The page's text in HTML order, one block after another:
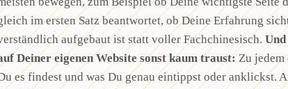
im ersten Satz beantwortet, ob Deine Erfahrung
aufgebaut ist statt voller Fachchinesisch.
Deiner eigenen Website sonst kaum traust: Zu jedem
es findest und was Du genau eintippst oder anklickst.